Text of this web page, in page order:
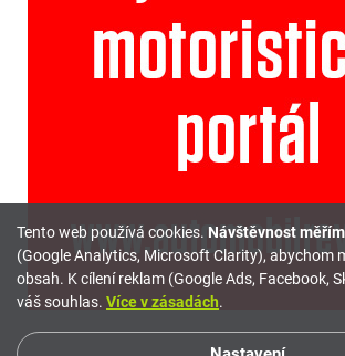
Tento web používá cookies. Návštěvnost
(Google Analytics, Microsoft Clarity), abychom
obsah. K cílení reklam (Google Ads, Facebook,
váš souhlas. Více v zásadách.